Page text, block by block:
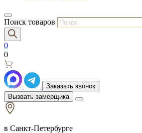
Поиск товаров
0
0
Заказать звонок
Вызвать замерщика
в Санкт-Петербурге